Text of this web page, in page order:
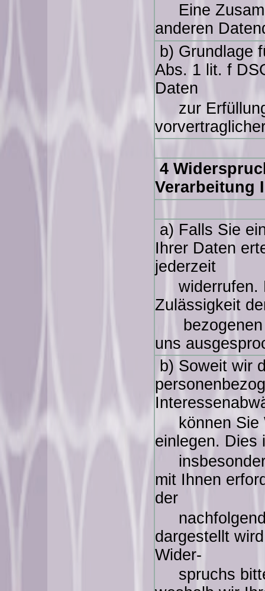
Eine
anderen
b) Grundlage
Abs. 1 lit. f
Daten
zur
4
Verarbeitung
a) Falls Sie
Ihrer Daten
jederzeit
widerrufen.
Zulässigkeit
uns
b) Soweit wir
können Sie
einlegen. Dies
mit Ihnen
der
dargestellt
Wider-
spruchs